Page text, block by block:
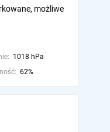
możliwe
1018 hPa
62%